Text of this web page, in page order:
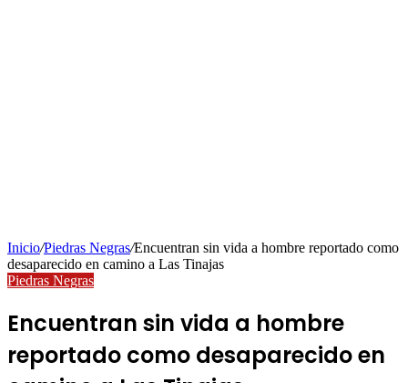
Inicio/Piedras Negras/Encuentran sin vida a hombre reportado como
desaparecido en camino a Las Tinajas
Piedras Negras
Encuentran sin vida a hombre
reportado como desaparecido en